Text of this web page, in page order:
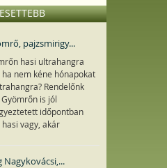
pajzsmirigy...
hasi ultrahangra
nem kéne hónapokat
Rendelőnk
is jól
időpontban
vagy, akár